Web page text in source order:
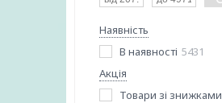
Наявність
В наявності 5431
Акція
Товари зі знижками